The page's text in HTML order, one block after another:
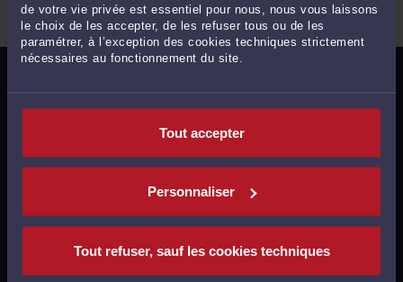
de votre vie privée est essentiel pour nous, nous vous laissons
le choix de les accepter, de les refuser tous ou de les
paramétrer, à l’exception des cookies techniques strictement
nécessaires au fonctionnement du site.
Tout accepter
Personnaliser
Tout refuser, sauf les cookies techniques
MENTIONS LÉGALES
POLITIQUE DE CONFIDENTIALITÉ
POLITIQUE DES COOKIES
CGU AVOCATS
CGUV UTILISATEURS
PLAN DU SITE